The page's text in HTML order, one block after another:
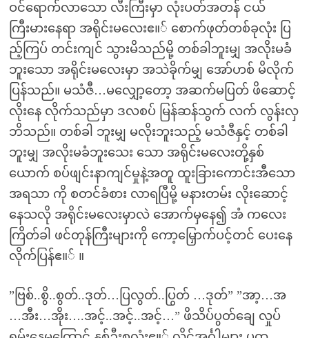
ဝင်ရောက်လာသော လီးကြီးမှာ လုံးပတ်အတန် ငယ်
ကြီးမားနေရာ အရိုင်းမလေးဧ။် စောက်ဖုတ်တစ်ခုလုံး ပြ
ည့်ကြပ် တင်းကျင် သွားမိသည်မို့ တစ်ခါဘူးမျှ အလိုးမခံ
ဘူးသော အရိုင်းမလေးမှာ အသဲခိုက်မျှ အော်ဟစ် မိလိုက်
ပြန်သည်။ မသံဇီ…မလျှော့တော့ အဆက်မပြတ် ဖိဆောင့်
လိုးနေ လိုက်သည်မှာ ဒလစပ် မြန်ဆန်သွက် လက် လွန်းလှ
ဘိသည်။ တစ်ခါ ဘူးမျှ မလိုးဘူးသည့် မသံဇီနှင့် တစ်ခါ
ဘူးမျှ အလိုးမခံဘူးသေး သော အရိုင်းမလေးတို့နှစ်
ယောက် စပ်ဖျင်းနာကျင်မှုနဲ့အတူ ထူးခြားကောင်းအီသော
အရသာ ကို စတင်ခံစား လာရပြီမို့ မနားတမ်း လိုးဆောင့်
နေသလို အရိုင်းမလေးမှာလဲ အောက်မှနေ၍ အံ ကလေး
ကြိတ်ခါ ဖင်တုန်ကြီးများကို ကော့မြှောက်ပင့်တင် ပေးနေ
လိုက်ပြန်ဧ။် ။
”ဗြစ်..စွိ..စွတ်..ဒုတ်…ပြလွတ်..ပြွတ် …ဒုတ်” ”အာ့…အ
…အီး…အိုး….အင့်..အင့်..အင့်…” ဖိသိပ်ပွတ်ချေ လှုပ်